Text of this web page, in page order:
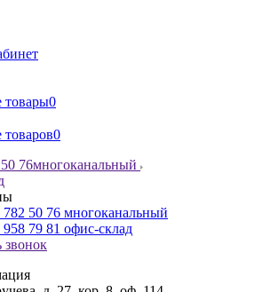
товары0
0
76многоканальный
50 76 многоканальный
79 81 офис-склад
звонок